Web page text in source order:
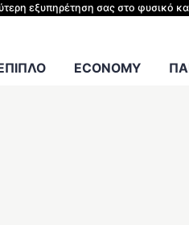
εξυπηρέτηση σας στο φυσικό
ECONOMY
ΚΡΕΒΑΤΙΟΥ